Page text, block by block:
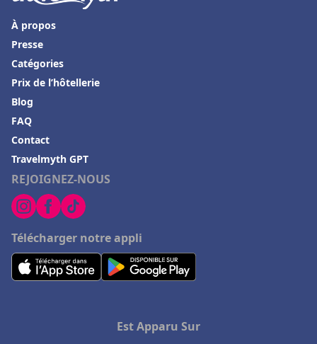
REJOIGNEZ-NOUS
Télécharger notre appli
À propos
Presse
Catégories
Prix de l’hôtellerie
Blog
FAQ
Contact
Travelmyth GPT
Est Apparu Sur